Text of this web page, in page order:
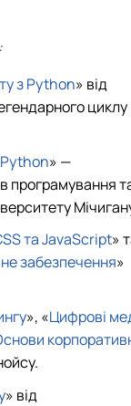
з Python» від
циклу
» —
програмування
та JavaScript»
забезпечення»
», «Цифрові
» від